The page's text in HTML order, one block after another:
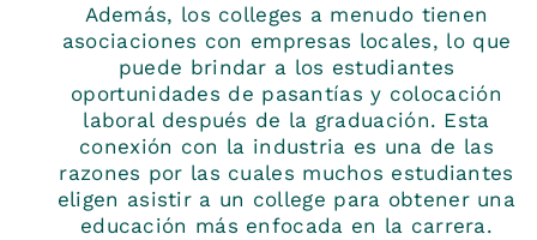
Además, los colleges a menudo tienen
asociaciones con empresas locales, lo que
puede brindar a los estudiantes
oportunidades de pasantías y colocación
laboral después de la graduación. Esta
conexión con la industria es una de las
razones por las cuales muchos estudiantes
eligen asistir a un college para obtener una
educación más enfocada en la carrera.